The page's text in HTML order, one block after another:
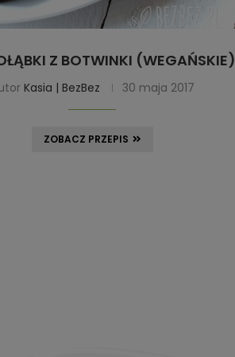
Z BOTWINKI (WEGAŃSKIE)
Kasia | BezBez 30 maja 2017
ZOBACZ PRZEPIS